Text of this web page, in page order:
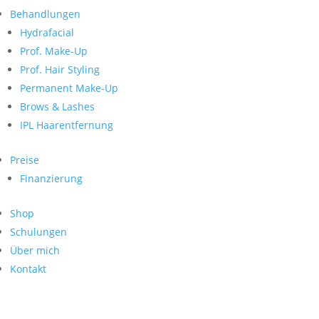
Behandlungen
Hydrafacial
Prof. Make-Up
Prof. Hair Styling
Permanent Make-Up
Brows & Lashes
IPL Haarentfernung
Preise
Finanzierung
Shop
Schulungen
Über mich
Kontakt
nach:
Neueste Kommentare
Archiv
Kategorien
Keine Kategorien
Meta
Anmelden
Feed der Einträge
WordPress.org
Search
nach:
Archive
Kontakt
Impressum
Datenschutz